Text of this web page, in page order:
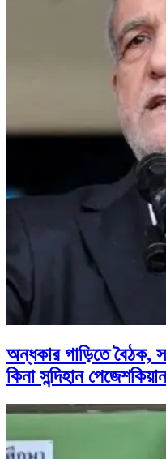
অন্ধকার গাড়িতে বৈঠক,
কিনা সন্দিহান পেজেশকিয়ান